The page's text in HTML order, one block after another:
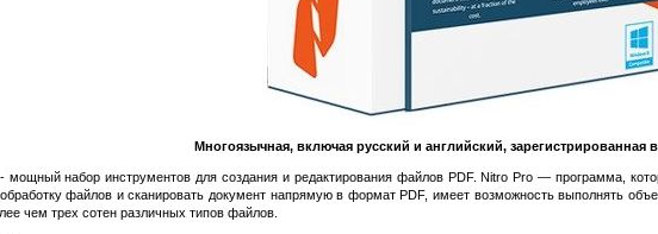
Многоязычная, включая русский и английский, зарегистрированная
мощный набор инструментов для создания и редактирования файлов PDF. Nitro Pro — программа,
файлов и сканировать документ напрямую в формат PDF, имеет возможность выполнять
чем трех сотен различных типов файлов.